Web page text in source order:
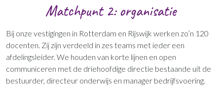
Matchpunt 2: organisatie
Bij onze vestigingen in Rotterdam en Rijswijk werken zo’n 120
docenten. Zij zijn verdeeld in zes teams met ieder een
afdelingsleider. We houden van korte lijnen en open
communiceren met de driehoofdige directie bestaande uit de
bestuurder, directeur onderwijs en manager bedrijfsvoering.